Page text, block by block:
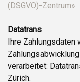
(DSGVO)-Zentrum»
Datatrans
Ihre
verarbeitet:
Zürich.